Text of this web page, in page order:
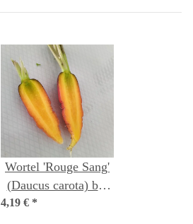
Wortel 'Rouge Sang'
(Daucus carota) bio
4,19 € *